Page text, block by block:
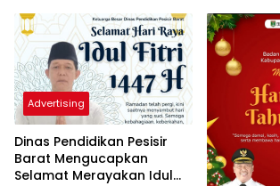
Advertising
Dinas Pendidikan Pesisir
Barat Mengucapkan
Selamat Merayakan Idul